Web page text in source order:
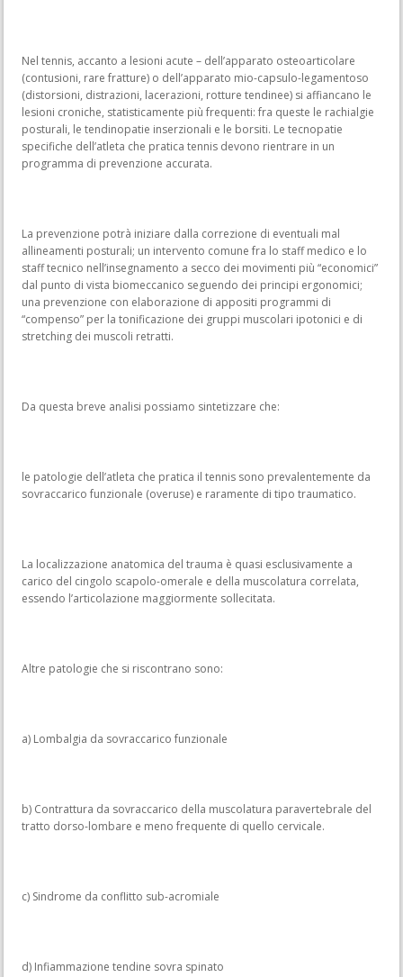
Nel tennis, accanto a lesioni acute – dell’apparato osteoarticolare
(contusioni, rare fratture) o dell’apparato mio-capsulo-legamentoso
(distorsioni, distrazioni, lacerazioni, rotture tendinee) si affiancano le
lesioni croniche, statisticamente più frequenti: fra queste le rachialgie
posturali, le tendinopatie inserzionali e le borsiti. Le tecnopatie
specifiche dell’atleta che pratica tennis devono rientrare in un
programma di prevenzione accurata.
La prevenzione potrà iniziare dalla correzione di eventuali mal
allineamenti posturali; un intervento comune fra lo staff medico e lo
staff tecnico nell’insegnamento a secco dei movimenti più “economici”
dal punto di vista biomeccanico seguendo dei principi ergonomici;
una prevenzione con elaborazione di appositi programmi di
“compenso” per la tonificazione dei gruppi muscolari ipotonici e di
stretching dei muscoli retratti.
Da questa breve analisi possiamo sintetizzare che:
le patologie dell’atleta che pratica il tennis sono prevalentemente da
sovraccarico funzionale (overuse) e raramente di tipo traumatico.
La localizzazione anatomica del trauma è quasi esclusivamente a
carico del cingolo scapolo-omerale e della muscolatura correlata,
essendo l’articolazione maggiormente sollecitata.
Altre patologie che si riscontrano sono:
a) Lombalgia da sovraccarico funzionale
b) Contrattura da sovraccarico della muscolatura paravertebrale del
tratto dorso-lombare e meno frequente di quello cervicale.
c) Sindrome da conflitto sub-acromiale
d) Infiammazione tendine sovra spinato